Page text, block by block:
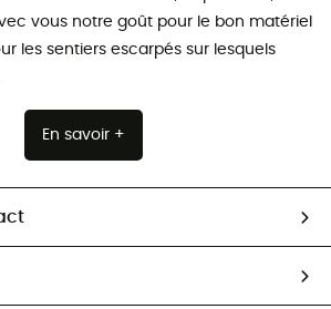
vous notre goût pour le bon matériel
les sentiers escarpés sur lesquels
En savoir +